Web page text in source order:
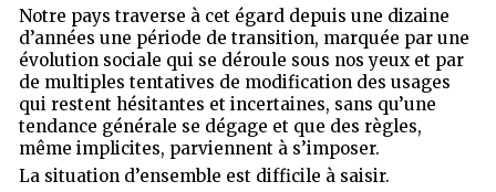
Notre pays traverse à cet égard depuis une dizaine
d’années une période de transition, marquée par une
évolution sociale qui se déroule sous nos yeux et par
de multiples tentatives de modification des usages
qui restent hésitantes et incertaines, sans qu’une
tendance générale se dégage et que des règles,
même implicites, parviennent à s’imposer.
La situation d’ensemble est difficile à saisir.